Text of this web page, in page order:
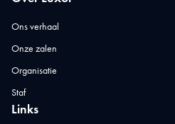
Ons verhaal
Onze zalen
Organisatie
Staf
Links